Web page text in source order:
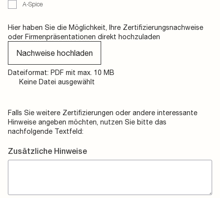
A-Spice
Nachweise hochladen
Dateiformat: PDF mit max. 10 MB
Keine Datei ausgewählt
Hier haben Sie die Möglichkeit, Ihre Zertifizierungsnachweise
oder Firmenpräsentationen direkt hochzuladen
Falls Sie weitere Zertifizierungen oder andere interessante
Hinweise angeben möchten, nutzen Sie bitte das
nachfolgende Textfeld:
Zusätzliche Hinweise